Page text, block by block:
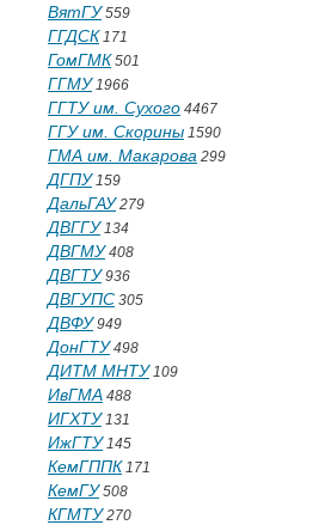
ВятГУ559
ГГДСК 171
ГомГМК 501
ГГМУ1966
ГГТУ им. Сухого 4467
ГГУ им. Скорины 1590
ГМА им. Макарова 299
ДГПУ159
ДальГАУ279
ДВГГУ134
ДВГМУ408
ДВГТУ936
ДВГУПС 305
ДВФУ949
ДонГТУ498
ДИТМ МНТУ109
ИвГМА 488
ИГХТУ131
ИжГТУ145
КемГППК 171
КемГУ508
КГМТУ270